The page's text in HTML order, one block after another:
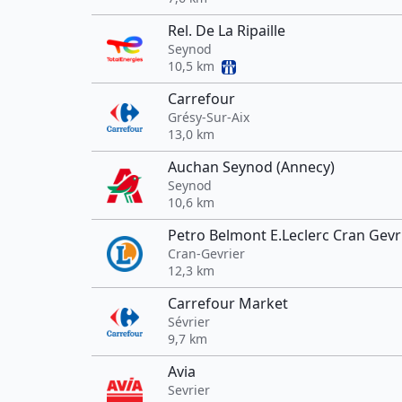
Rel. De La Ripaille
Seynod
10,5 km
Carrefour
Grésy-Sur-Aix
13,0 km
Auchan Seynod (Annecy)
Seynod
10,6 km
Petro Belmont E.Leclerc Cran
Cran-Gevrier
12,3 km
Carrefour Market
Sévrier
9,7 km
Avia
Sevrier